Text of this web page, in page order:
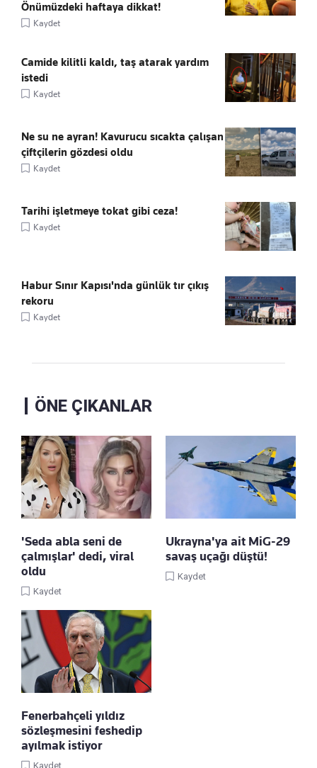
Önümüzdeki haftaya dikkat!
Kaydet
Camide kilitli kaldı, taş atarak yardım
istedi
Kaydet
Ne su ne ayran! Kavurucu sıcakta çalışan
çiftçilerin gözdesi oldu
Kaydet
Tarihi işletmeye tokat gibi ceza!
Kaydet
Habur Sınır Kapısı'nda günlük tır çıkış
rekoru
Kaydet
ÖNE ÇIKANLAR
'Seda abla seni de
çalmışlar' dedi, viral
oldu
Kaydet
Ukrayna'ya ait MiG-29
savaş uçağı düştü!
Kaydet
Fenerbahçeli yıldız
sözleşmesini feshedip
ayılmak istiyor
Kaydet